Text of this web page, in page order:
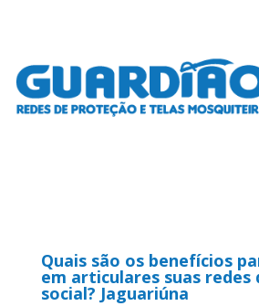
Quais são os benefícios
em articulares suas redes
social? Jaguariúna